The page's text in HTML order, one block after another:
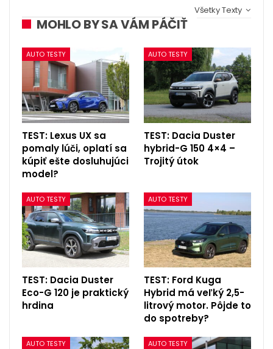
Všetky Texty
MOHLO BY SA VÁM PÁČIŤ
AUTO TESTY
TEST: Lexus UX sa
pomaly lúči, oplatí sa
kúpiť ešte dosluhujúci
model?
AUTO TESTY
TEST: Dacia Duster
hybrid-G 150 4×4 –
Trojitý útok
AUTO TESTY
TEST: Dacia Duster
Eco-G 120 je praktický
hrdina
AUTO TESTY
TEST: Ford Kuga
Hybrid má veľký 2,5-
litrový motor. Pôjde to
do spotreby?
AUTO TESTY AUTO TESTY